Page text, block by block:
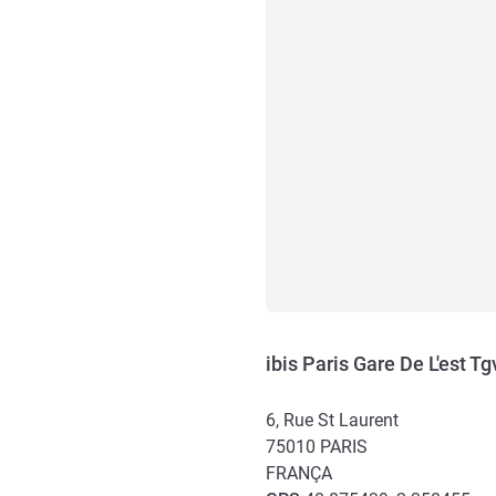
ibis Paris Gare De L'est
6, Rue St Laurent
75010 PARIS
FRANÇA